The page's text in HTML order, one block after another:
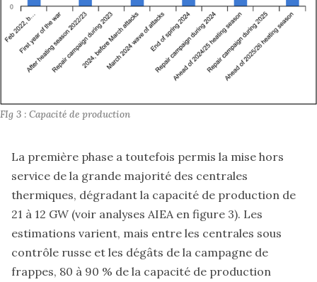
FIg 3 : Capacité de production
La première phase a toutefois permis la mise hors
service de la grande majorité des centrales
thermiques, dégradant la capacité de production de
21 à 12 GW (voir analyses AIEA en figure 3). Les
estimations varient, mais entre les centrales sous
contrôle russe et les dégâts de la campagne de
frappes, 80 à 90 % de la capacité de production